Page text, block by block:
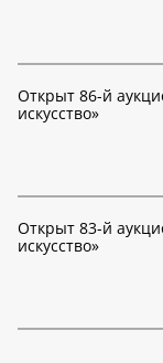
Открыт 86-й
искусство»
Открыт 83-й
искусство»